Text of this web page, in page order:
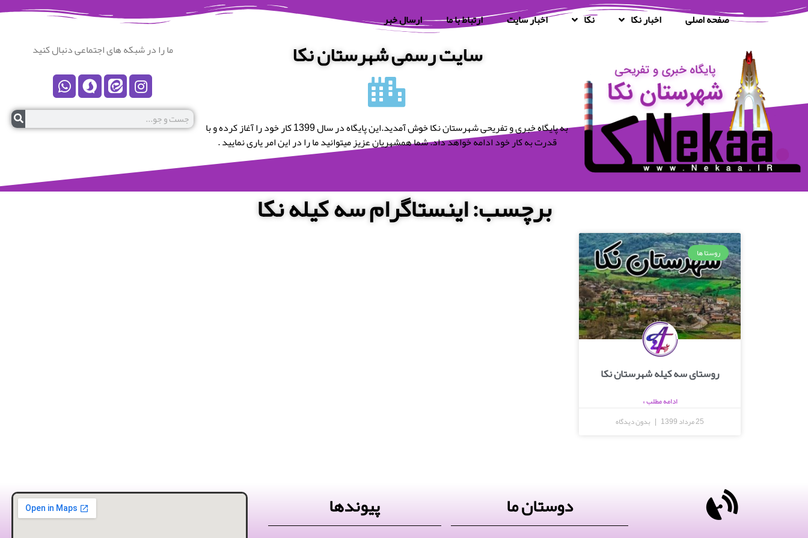
صفحه اصلی اخبار نکا نکا اخبار سایت ارتباط با ما ارسال خبر
سایت رسمی شهرستان نکا
به پایگاه خبری و تفریحی شهرستان نکا خوش آمدید.این پایگاه در سال 1399 کار خود را آغاز کرده و با
قدرت به کار خود ادامه خواهد داد. شما همشهریان عزیز میتوانید ما را در این امر یاری نمایید .
ما را در شبکه های اجتماعی دنبال کنید
برچسب: اینستاگرام سه کیله نکا
روستا ها
روستای سه کیله شهرستان نکا
ادامه مطلب »
25 مرداد 1399
بدون دیدگاه
دوستان ما پیوندها